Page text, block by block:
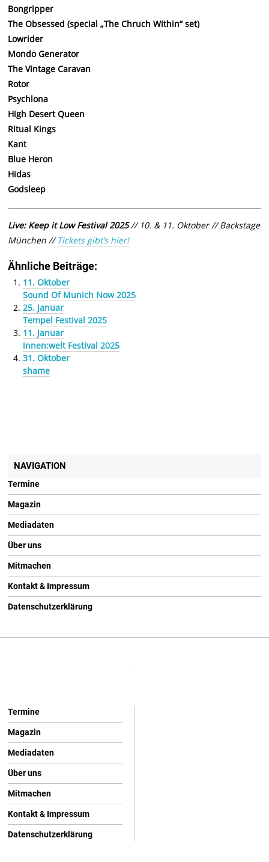
Bongripper
The Obsessed (special „The Chruch Within“ set)
Lowrider
Mondo Generator
The Vintage Caravan
Rotor
Psychlona
High Desert Queen
Ritual Kings
Kant
Blue Heron
Hidas
Godsleep
Live: Keep it Low Festival 2025// 10. & 11. Oktober // Backstage
München //Tickets gibt’s hier!
Ähnliche Beiträge:
11. Oktober
Sound Of Munich Now 2025
25. Januar
Tempel Festival 2025
11. Januar
innen:welt Festival 2025
31. Oktober
shame
NAVIGATION
Termine
Magazin
Mediadaten
Über uns
Mitmachen
Kontakt & Impressum
Datenschutzerklärung
Termine
Magazin
Mediadaten
Über uns
Mitmachen
Kontakt & Impressum
Datenschutzerklärung